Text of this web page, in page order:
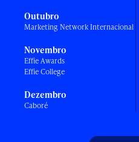
Outubro
Marketing Network Internacional
Novembro
Effie Awards
Effie College
Dezembro
Caboré